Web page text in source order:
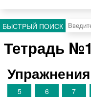
БЫСТРЫЙ ПОИСК
Тетрадь №1
Упражнения
5
6 7